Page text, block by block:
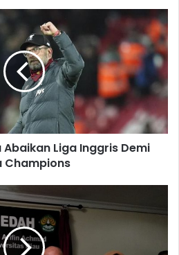
Liga Inggris Demi
Champions